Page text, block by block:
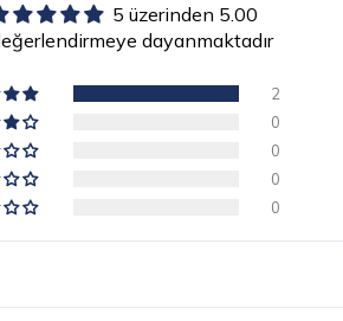
5 üzerinden 5.00
dayanmaktadır
2
0
0
0
0